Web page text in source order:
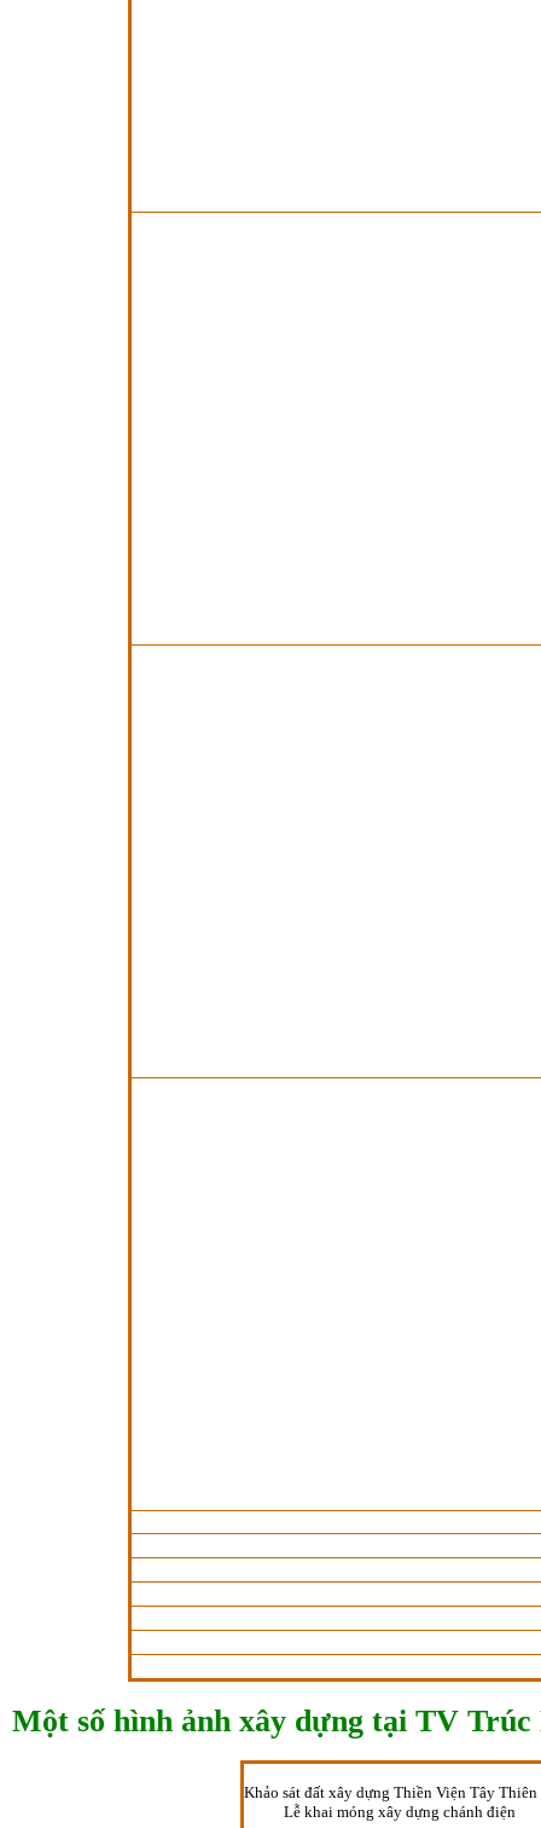
Một số hình ảnh xây dựng tại TV
Khảo sát đất xây dựng Thiền Viện Tây
Lễ khai móng xây dựng chánh điện